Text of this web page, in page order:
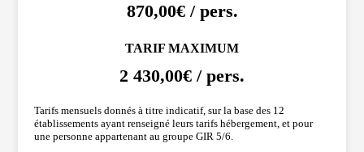
870,00€ / pers.
TARIF MAXIMUM
2 430,00€ / pers.
Tarifs mensuels donnés à titre indicatif, sur la base des 12
établissements ayant renseigné leurs tarifs hébergement, et pour
une personne appartenant au groupe GIR 5/6.